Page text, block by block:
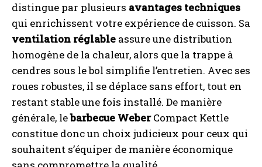
distingue par plusieurs avantages techniques
qui enrichissent votre expérience de cuisson. Sa
ventilation réglable assure une distribution
homogène de la chaleur, alors que la trappe à
cendres sous le bol simplifie l’entretien. Avec ses
roues robustes, il se déplace sans effort, tout en
restant stable une fois installé. De manière
générale, lebarbecue WeberCompact Kettle
constitue donc un choix judicieux pour ceux qui
souhaitent s’équiper de manière économique